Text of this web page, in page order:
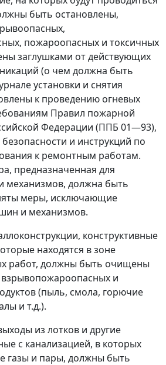
быть остановлены,
пожароопасных и токсичных
заглушками от действующих
(о чем должна быть
установки и снятия
к проведению огневых
Правил пожарной
Федерации (ППБ 01—93),
и инструкций по
к ремонтным работам.
предназначенная для
механизмов, должна быть
меры, исключающие
и механизмов.
конструктивные
находятся в зоне
работ, должны быть очищены
и
(пыль, смола, горючие
и т.д.).
из лотков и другие
с канализацией, в которых
газы и пары, должны быть